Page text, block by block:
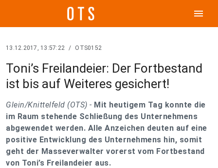
menu
13.12.2017, 13:57:22 / OTS0152
Toni’s Freilandeier: Der Fortbestand
ist bis auf Weiteres gesichert!
Glein/Knittelfeld (OTS) - Mit heutigem Tag konnte die
im Raum stehende Schließung des Unternehmens
abgewendet werden. Alle Anzeichen deuten auf eine
positive Entwicklung des Unternehmens hin, somit
geht der Masseverwalter vorerst vom Fortbestand
von Toni’s Freilandeier aus.